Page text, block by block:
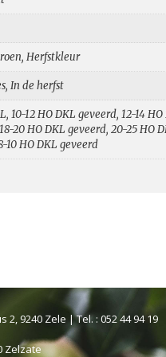
Herfstkleur
In de herfst
10-12 HO DKL geveerd, 12-14
20 HO DKL geveerd, 20-25 HO
10 HO DKL geveerd
2, 9240 Zele | Tel. : 052 44 94 19
Zelzate